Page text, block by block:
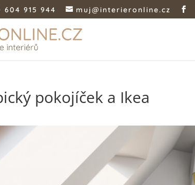
604 915 944 muj@interieronline.cz
pokojíček a Ikea